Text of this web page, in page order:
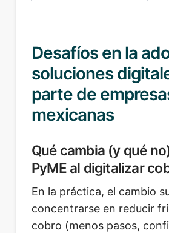
Desafíos en la
soluciones
parte de
mexicanas
Qué cambia (y qué
PyME al digitalizar
En la práctica, el cambio
concentrarse en reducir
cobro (menos pasos,